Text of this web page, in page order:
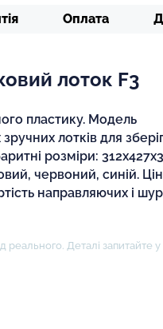
Оплата
лоток F3
пластику. Модель
лотків для
розміри:
червоний, синій.
направляючих і
реального. Деталі запитайте у